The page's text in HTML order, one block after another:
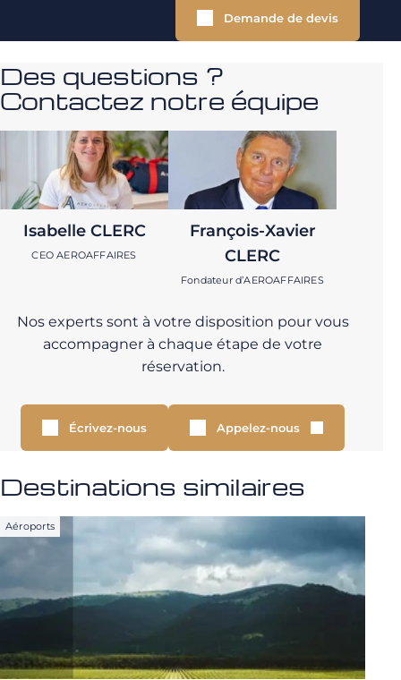
Demande de devis
Des questions ?
Contactez notre équipe
Isabelle CLERC
CEO AEROAFFAIRES
François-Xavier
CLERC
Fondateur d’AEROAFFAIRES
Nos experts sont à votre disposition pour vous
accompagner à chaque étape de votre
réservation.
Écrivez-nous Appelez-nous
Destinations similaires
Aéroports